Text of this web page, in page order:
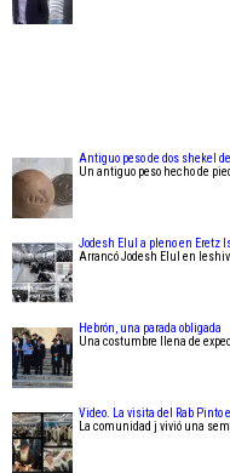
Antiguo peso de dos shekel
Un antiguo peso hecho de
Jodesh Elul a pleno en Eretz
Arrancó Jodesh Elul en
Hebrón, una parada obligada
Una costumbre llena de
Video. La visita del Rab Pinto
La comunidad j vivió una